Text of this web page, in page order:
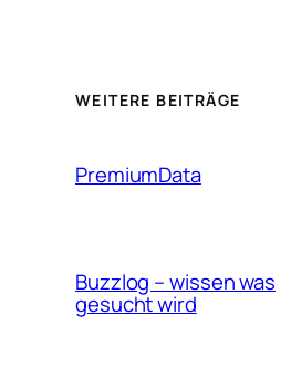
WEITERE BEITRÄGE
PremiumData
Buzzlog – wissen was
gesucht wird